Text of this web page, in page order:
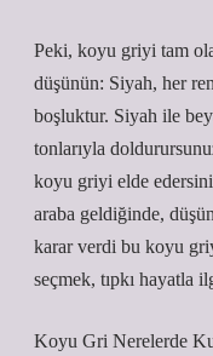
Peki, koyu griyi tam
düşünün: Siyah, her
boşluktur. Siyah ile
tonlarıyla
koyu griyi elde
araba geldiğinde,
karar verdi bu koyu
seçmek, tıpkı hayatla
Koyu Gri Nerelerde